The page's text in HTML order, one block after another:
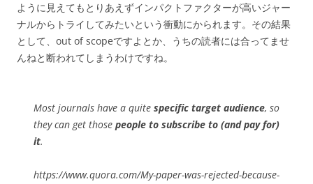
ように見えてもとりあえずインパクトファクターが高いジャー
ナルからトライしてみたいという衝動にかられます。その結果
として、out of scopeですよとか、うちの読者には合ってませ
んねと断われてしまうわけですね。
Most journals have a quite specific target audience, so
they can get those people to subscribe to (and pay for)
it.
https://www.quora.com/My-paper-was-rejected-because-